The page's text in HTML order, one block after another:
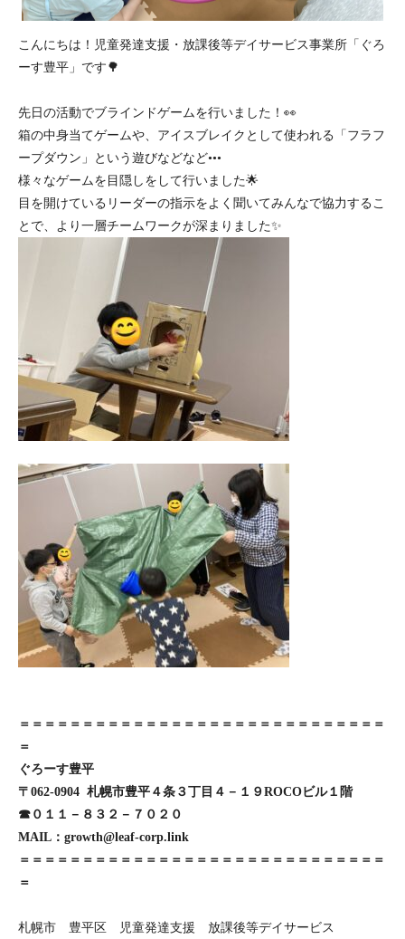
こんにちは！児童発達支援・放課後等デイサービス事業所「ぐろ
ーす豊平」です🌳
先日の活動でブラインドゲームを行いました！👀
箱の中身当てゲームや、アイスブレイクとして使われる「フラフ
ープダウン」という遊びなどなど•••
様々なゲームを目隠しをして行いました🌟
目を開けているリーダーの指示をよく聞いてみんなで協力するこ
とで、より一層チームワークが深まりました✨
＝＝＝＝＝＝＝＝＝＝＝＝＝＝＝＝＝＝＝＝＝＝＝＝＝＝＝＝＝
＝
ぐろーす豊平
〒062-0904 札幌市豊平４条３丁目４－１９ROCOビル１階
☎０１１－８３２－７０２０
MAIL：growth@leaf-corp.link
＝＝＝＝＝＝＝＝＝＝＝＝＝＝＝＝＝＝＝＝＝＝＝＝＝＝＝＝＝
＝
札幌市 豊平区 児童発達支援 放課後等デイサービス